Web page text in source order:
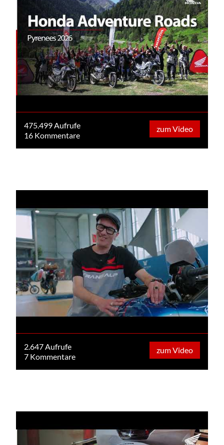
475.499 Aufrufe
16 Kommentare
zum Video
2.647 Aufrufe
7 Kommentare
zum Video